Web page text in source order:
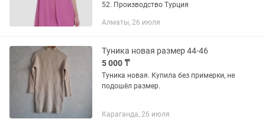
52. Производство Турция
Алматы, 26 июля
Туника новая размер 44-46
5 000 ₸
Туника новая. Купила без примерки, не
подошёл размер.
Караганда, 26 июля